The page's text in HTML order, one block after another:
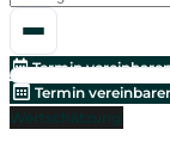
Termin
Termin
Wertschätzung